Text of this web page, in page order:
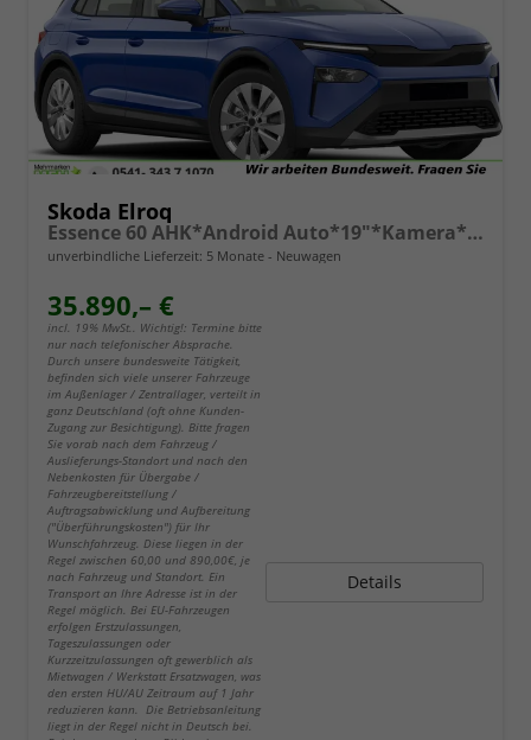
Skoda Elroq
Essence 60 AHK*Android Auto*19"*Kamera*2Z-Klimaauto*Totwinkel*LED*Tempomat
unverbindliche Lieferzeit: 5 Monate Neuwagen
35.890,– €
incl. 19% MwSt.. Wichtig!: Termine bitte
nur nach telefonischer Absprache.
Durch unsere bundesweite Tätigkeit,
befinden sich viele unserer Fahrzeuge
im Außenlager / Zentrallager, verteilt in
ganz Deutschland (oft ohne Kunden-
Zugang zur Besichtigung). Bitte fragen
Sie vorab nach dem Fahrzeug /
Auslieferungs-Standort und nach den
Nebenkosten für Übergabe /
Fahrzeugbereitstellung /
Auftragsabwicklung und Aufbereitung
("Überführungskosten") für Ihr
Wunschfahrzeug. Diese liegen in der
Regel zwischen 60,00 und 890,00€, je
nach Fahrzeug und Standort. Ein
Transport an Ihre Adresse ist in der
Regel möglich. Bei EU-Fahrzeugen
erfolgen Erstzulassungen,
Tageszulassungen oder
Kurzzeitzulassungen oft gewerblich als
Mietwagen / Werkstatt Ersatzwagen, was
den ersten HU/AU Zeitraum auf 1 Jahr
reduzieren kann. Die Betriebsanleitung
liegt in der Regel nicht in Deutsch bei.
Details